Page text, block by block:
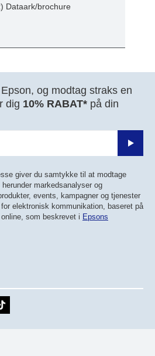
Dataark/brochure
og modtag straks en
dig 10% RABAT* på din
Send
giver du samtykke til at modtage
markedsanalyser og
events, kampagner og tjenester
elektronisk kommunikation, baseret på
som beskrevet i Epsons